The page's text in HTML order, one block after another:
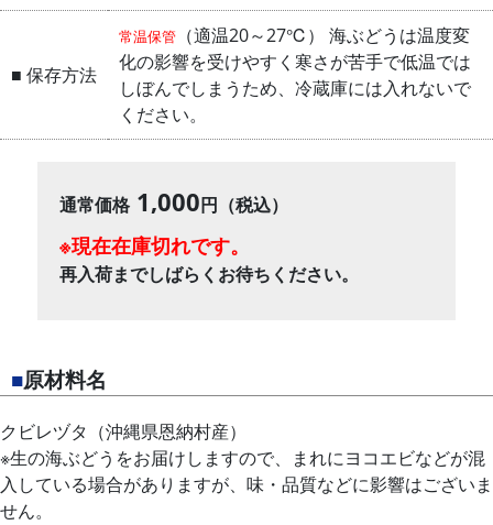
■ 保存方法
常温保管 （適温20～27℃） 海ぶどうは温度変
化の影響を受けやすく寒さが苦手で低温では
しぼんでしまうため、冷蔵庫には入れないで
ください。
通常価格1,000円（税込）
※現在在庫切れです。
再入荷までしばらくお待ちください。
■原材料名
クビレヅタ（沖縄県恩納村産）
※生の海ぶどうをお届けしますので、まれにヨコエビなどが混
入している場合がありますが、味・品質などに影響はございま
せん。